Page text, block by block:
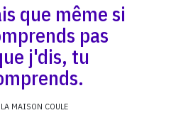
que même si
pas
j'dis, tu
LA MAISON COULE